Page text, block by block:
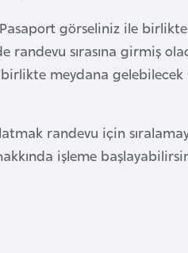
görseliniz ile
randevu sırasına girmiş
meydana
randevu için
işleme